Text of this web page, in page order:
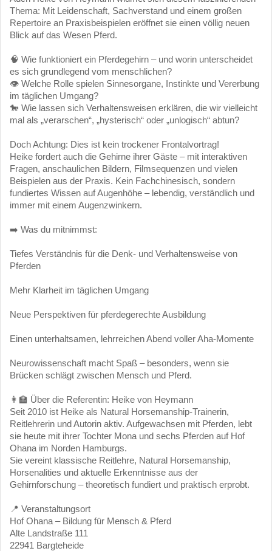
Thema: Mit Leidenschaft, Sachverstand und einem großen
Repertoire an Praxisbeispielen eröffnet sie einen völlig neuen
Blick auf das Wesen Pferd.
🧠 Wie funktioniert ein Pferdegehirn – und worin unterscheidet
es sich grundlegend vom menschlichen?
👁️ Welche Rolle spielen Sinnesorgane, Instinkte und Vererbung
im täglichen Umgang?
🐎 Wie lassen sich Verhaltensweisen erklären, die wir vielleicht
mal als „verarschen“, „hysterisch“ oder „unlogisch“ abtun?
Doch Achtung: Dies ist kein trockener Frontalvortrag!
Heike fordert auch die Gehirne ihrer Gäste – mit interaktiven
Fragen, anschaulichen Bildern, Filmsequenzen und vielen
Beispielen aus der Praxis. Kein Fachchinesisch, sondern
fundiertes Wissen auf Augenhöhe – lebendig, verständlich und
immer mit einem Augenzwinkern.
➡️ Was du mitnimmst:
Tiefes Verständnis für die Denk- und Verhaltensweise von
Pferden
Mehr Klarheit im täglichen Umgang
Neue Perspektiven für pferdegerechte Ausbildung
Einen unterhaltsamen, lehrreichen Abend voller Aha-Momente
Neurowissenschaft macht Spaß – besonders, wenn sie
Brücken schlägt zwischen Mensch und Pferd.
👩‍🏫 Über die Referentin: Heike von Heymann
Seit 2010 ist Heike als Natural Horsemanship-Trainerin,
Reitlehrerin und Autorin aktiv. Aufgewachsen mit Pferden, lebt
sie heute mit ihrer Tochter Mona und sechs Pferden auf Hof
Ohana im Norden Hamburgs.
Sie vereint klassische Reitlehre, Natural Horsemanship,
Horsenalities und aktuelle Erkenntnisse aus der
Gehirnforschung – theoretisch fundiert und praktisch erprobt.
📍 Veranstaltungsort
Hof Ohana – Bildung für Mensch & Pferd
Alte Landstraße 111
22941 Bargteheide